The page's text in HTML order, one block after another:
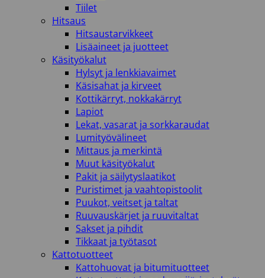
Tiilet
Hitsaus
Hitsaustarvikkeet
Lisäaineet ja juotteet
Käsityökalut
Hylsyt ja lenkkiavaimet
Käsisahat ja kirveet
Kottikärryt, nokkakärryt
Lapiot
Lekat, vasarat ja sorkkaraudat
Lumityövälineet
Mittaus ja merkintä
Muut käsityökalut
Pakit ja säilytyslaatikot
Puristimet ja vaahtopistoolit
Puukot, veitset ja taltat
Ruuvauskärjet ja ruuvitaltat
Sakset ja pihdit
Tikkaat ja työtasot
Kattotuotteet
Kattohuovat ja bitumituotteet